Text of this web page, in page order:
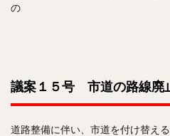
の
議案１５号 市道の路線廃
道路整備に伴い、市道を付け替え